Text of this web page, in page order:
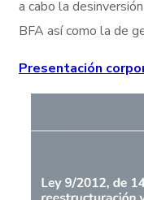
a cabo la
BFA así como la de
Presentación